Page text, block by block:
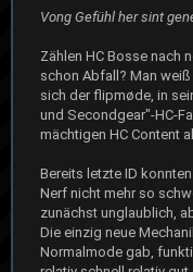
Vong Gefühl her sint
Zählen HC Bosse nach
schon Abfall? Man
sich der flipmøde, in
und Secondgear"-HC-
mächtigen HC Content
Bereits letzte ID
Nerf nicht mehr so
zunächst unglaublich,
Die einzig neue
Normalmode gab,